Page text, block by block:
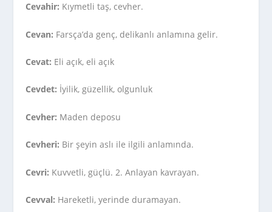
Cevahir: Kıymetli taş, cevher.
Cevan: Farsça’da genç, delikanlı anlamına gelir.
Cevat: Eli açık, eli açık
Cevdet: İyilik, güzellik, olgunluk
Cevher: Maden deposu
Cevheri: Bir şeyin aslı ile ilgili anlamında.
Cevri: Kuvvetli, güçlü. 2. Anlayan kavrayan.
Cevval: Hareketli, yerinde duramayan.